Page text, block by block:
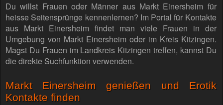
Du willst Frauen oder Männer aus Markt Einersheim für
heisse Seitensprünge kennenlernen? Im Portal für Kontakte
aus Markt Einersheim findet man viele Frauen in der
Umgebung von Markt Einersheim oder im Kreis Kitzingen.
Magst Du Frauen im Landkreis Kitzingen treffen, kannst Du
die direkte Suchfunktion verwenden.
Markt Einersheim genießen und Erotik
Kontakte finden